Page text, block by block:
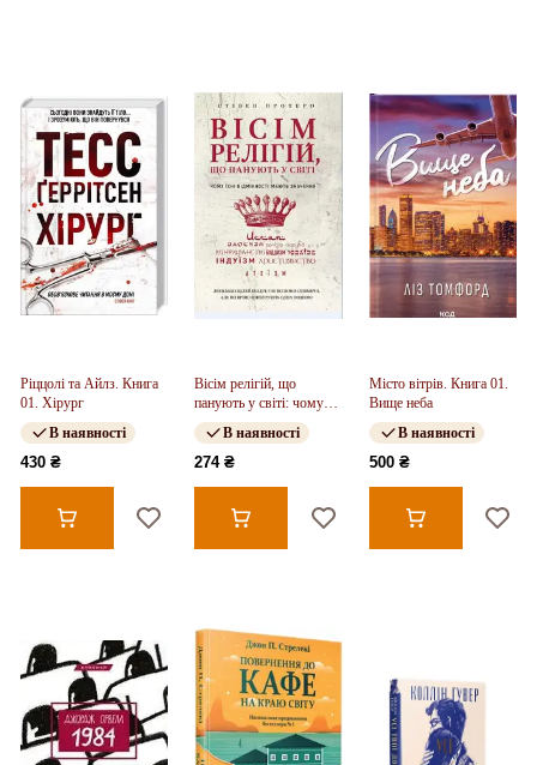
Ріццолі та Айлз. Книга
01. Хірург
В наявності
430 ₴
Вісім релігій, що
панують у світі: чому
їхні відмінності мають
значенняВ наявності
274 ₴
Місто вітрів. Книга 01.
Вище неба
В наявності
500 ₴